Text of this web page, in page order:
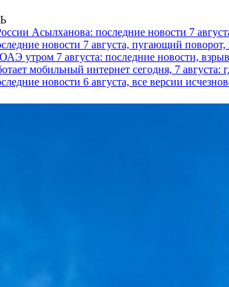
Асылханова: последние новости 7
новости 7 августа, пугающий поворот,
утром 7 августа: последние новости,
мобильный интернет сегодня, 7 августа:
новости 6 августа, все версии